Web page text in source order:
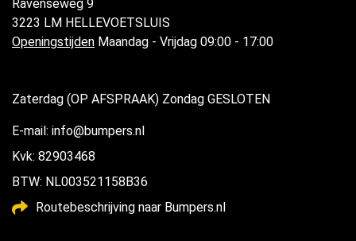
Ravenseweg 9
3223 LM HELLEVOETSLUIS
Openingstijden Maandag - Vrijdag 09:00 - 17:00
Zaterdag (OP AFSPRAAK) Zondag GESLOTEN
E-mail: info@bumpers.nl
Kvk: 82903468
BTW: NL003521158B36
Routebeschrijving naar Bumpers.nl